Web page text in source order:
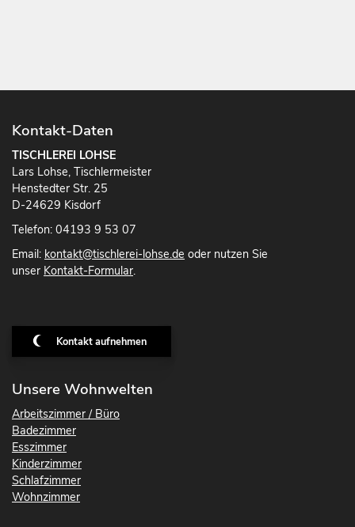
Kontakt-Daten
TISCHLEREI LOHSE
Lars Lohse, Tischlermeister
Henstedter Str. 25
D-24629 Kisdorf
Telefon: 04193 9 53 07
Email: kontakt@tischlerei-lohse.de oder nutzen Sie
unser Kontakt-Formular.
Kontakt aufnehmen
Unsere Wohnwelten
Arbeitszimmer / Büro
Badezimmer
Esszimmer
Kinderzimmer
Schlafzimmer
Wohnzimmer